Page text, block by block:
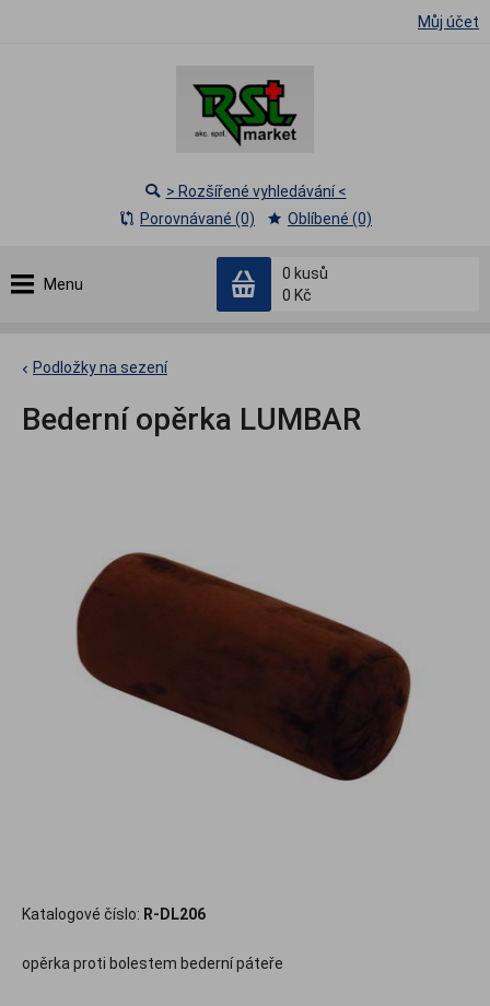
Můj účet
Menu
0 kusů
0 Kč
> Rozšířené vyhledávání <
Porovnávané (0)
Oblíbené (0)
Podložky na sezení
Bederní opěrka LUMBAR
Katalogové číslo: R-DL206
opěrka proti bolestem bederní páteře